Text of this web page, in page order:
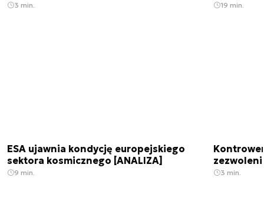
3 min. 19 min.
ESA ujawnia kondycję europejskiego
sektora kosmicznego [ANALIZA]
9 min. 3 min.